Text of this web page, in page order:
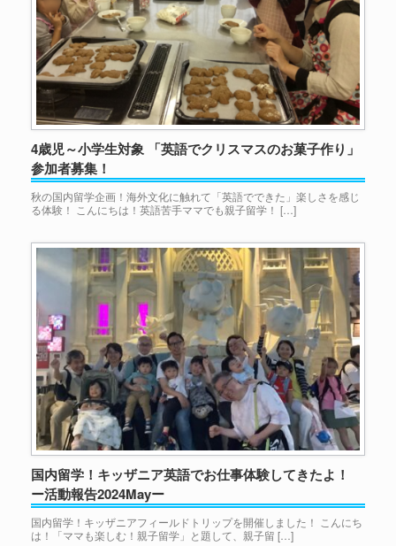
4歳児～小学生対象 「英語でクリスマスのお菓子作り」
参加者募集！
秋の国内留学企画！海外文化に触れて「英語でできた」楽しさを感じ
る体験！ こんにちは！英語苦手ママでも親子留学！ […]
国内留学！キッザニア英語でお仕事体験してきたよ！
ー活動報告2024Mayー
国内留学！キッザニアフィールドトリップを開催しました！ こんにち
は！「ママも楽しむ！親子留学」と題して、親子留 […]